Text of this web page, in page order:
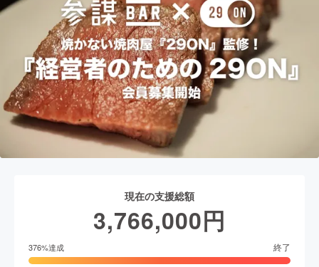
現在の支援総額
3,766,000円
376%達成 終了